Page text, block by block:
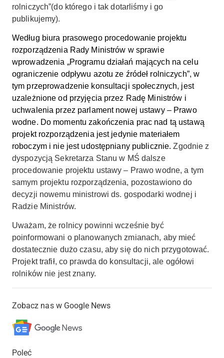
rolniczych”(do którego i tak dotarliśmy i go
publikujemy).
Według biura prasowego procedowanie projektu
rozporządzenia Rady Ministrów w sprawie
wprowadzenia „Programu działań mających na celu
ograniczenie odpływu azotu ze źródeł rolniczych”, w
tym przeprowadzenie konsultacji społecznych, jest
uzależnione od przyjęcia przez Radę Ministrów i
uchwalenia przez parlament nowej ustawy – Prawo
wodne. Do momentu zakończenia prac nad tą ustawą
projekt rozporządzenia jest jedynie materiałem
roboczym i nie jest udostępniany publicznie.Zgodnie z
dyspozycją Sekretarza Stanu w MŚ dalsze
procedowanie projektu ustawy – Prawo wodne, a tym
samym projektu rozporządzenia, pozostawiono do
decyzji nowemu ministrowi ds. gospodarki wodnej i
Radzie Ministrów.
Uważam, że rolnicy powinni wcześnie być
poinformowani o planowanych zmianach, aby mieć
dostatecznie dużo czasu, aby się do nich przygotować.
Projekt trafił, co prawda do konsultacji, ale ogółowi
rolników nie jest znany.
Zobacz nas w Google News
Poleć